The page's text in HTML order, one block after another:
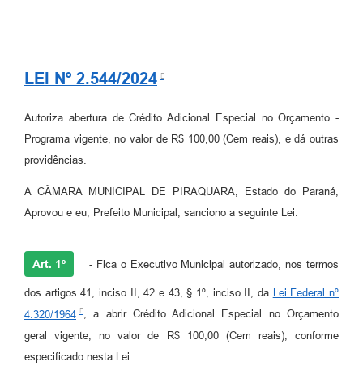
LEI Nº 2.544/2024
Autoriza abertura de Crédito Adicional Especial no Orçamento -
Programa vigente, no valor de R$ 100,00 (Cem reais), e dá outras
providências.
A CÂMARA MUNICIPAL DE PIRAQUARA, Estado do Paraná,
Aprovou e eu, Prefeito Municipal, sanciono a seguinte Lei:
Art. 1º - Fica o Executivo Municipal autorizado, nos termos
dos artigos 41, inciso II, 42 e 43, § 1º, inciso II, da Lei Federal nº
4.320/1964
, a abrir Crédito Adicional Especial no Orçamento
geral vigente, no valor de R$ 100,00 (Cem reais), conforme
especificado nesta Lei.